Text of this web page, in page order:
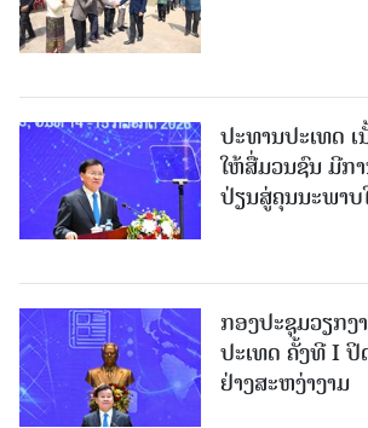
ປະທານປະເທດ
ໃຫ້ສື່ມວນຊົນ ມີກ
ປ່ຽນສູ່ຄຸນນະພາ
ກອງປະຊຸມວຽກ
ປະເທດ ຄັ້ງທີ I ປິ
ຢ່າງສະຫງ່າງາມ